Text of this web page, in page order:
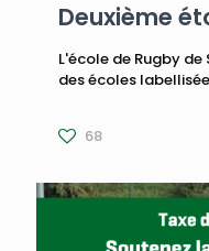
Deuxième
L'école de Rugby
des écoles
68